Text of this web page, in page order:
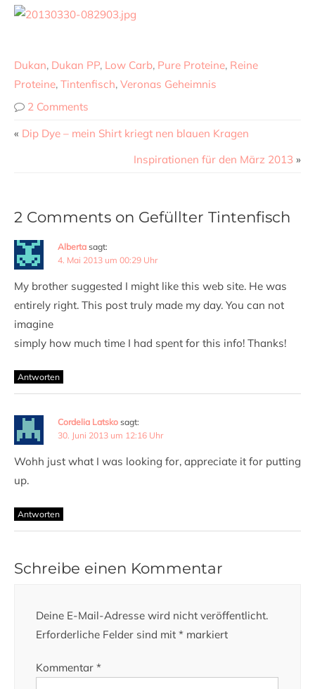
Dukan, Dukan PP, Low Carb, Pure Proteine, Reine
Proteine, Tintenfisch, Veronas Geheimnis
2 Comments
« Dip Dye – mein Shirt kriegt nen blauen Kragen
Inspirationen für den März 2013 »
2 Comments on Gefüllter Tintenfisch
Alberta sagt:
4. Mai 2013 um 00:29 Uhr
My brother suggested I might like this web site. He was
entirely right. This post truly made my day. You can not
imagine
simply how much time I had spent for this info! Thanks!
Antworten
Cordelia Latsko sagt:
30. Juni 2013 um 12:16 Uhr
Wohh just what I was looking for, appreciate it for putting
up.
Antworten
Schreibe einen Kommentar
Deine E-Mail-Adresse wird nicht veröffentlicht.
Erforderliche Felder sind mit * markiert
Kommentar *